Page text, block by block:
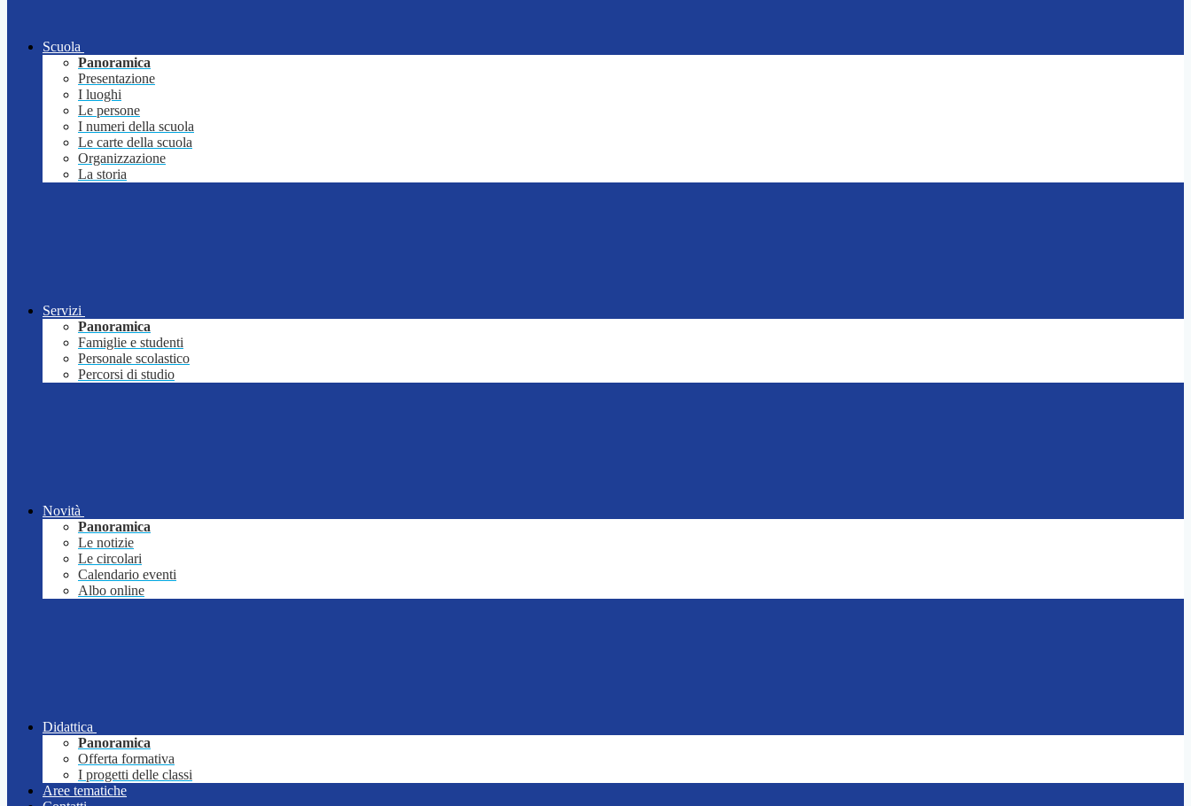
Scuola
Panoramica
Presentazione
I luoghi
Le persone
I numeri della scuola
Le carte della scuola
Organizzazione
La storia
Servizi
Panoramica
Famiglie e studenti
Personale scolastico
Percorsi di studio
Novità
Panoramica
Le notizie
Le circolari
Calendario eventi
Albo online
Didattica
Panoramica
Offerta formativa
I progetti delle classi
Aree tematiche